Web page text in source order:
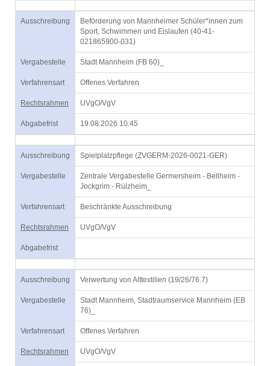
Ausschreibung
Beförderung von Mannheimer Schüler*innen zum
Sport, Schwimmen und Eislaufen (40-41-
021865900-031)
Vergabestelle Stadt Mannheim (FB 60)_
Verfahrensart Offenes Verfahren
Rechtsrahmen UVgO/VgV
Abgabefrist 19.08.2026 10:45
Ausschreibung Spielplatzpflege (ZVGERM-2026-0021-GER)
Vergabestelle
Zentrale Vergabestelle Germersheim - Bellheim -
Jockgrim - Rülzheim_
Verfahrensart Beschränkte Ausschreibung
Rechtsrahmen UVgO/VgV
Abgabefrist
Ausschreibung Verwertung von Alttextilien (19/26/76.7)
Vergabestelle
Stadt Mannheim, Stadtraumservice Mannheim (EB
76)_
Verfahrensart Offenes Verfahren
Rechtsrahmen UVgO/VgV